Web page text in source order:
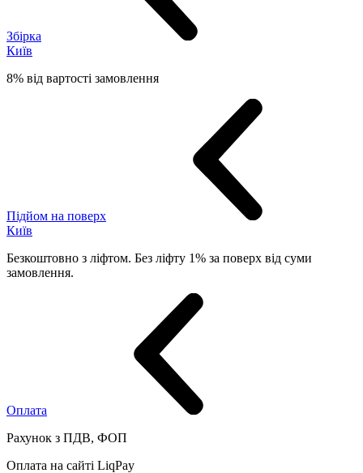
Збірка
Київ
8% від вартості замовлення
Підйом на поверх
Київ
Безкоштовно з ліфтом. Без ліфту 1% за поверх від суми
замовлення.
Оплата
Рахунок з ПДВ, ФОП
Оплата на сайті LiqPay